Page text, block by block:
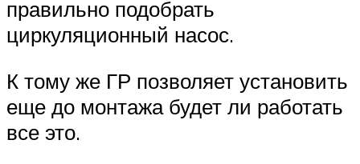
правильно подобрать
циркуляционный насос.
К тому же ГР позволяет установить
еще до монтажа будет ли работать
все это.